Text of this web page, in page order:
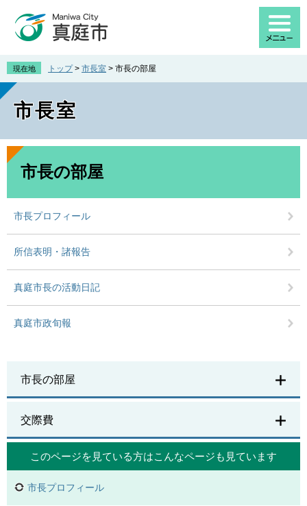
先
で
を
ば
へ
現在地 トップ > 市長室 > 市長の部屋
市長室
本
市長の部屋
市長プロフィール
所信表明・諸報告
真庭市長の活動日記
真庭市政旬報
市長の部屋
交際費
このページを見ている方はこんなページも見ています
市長プロフィール